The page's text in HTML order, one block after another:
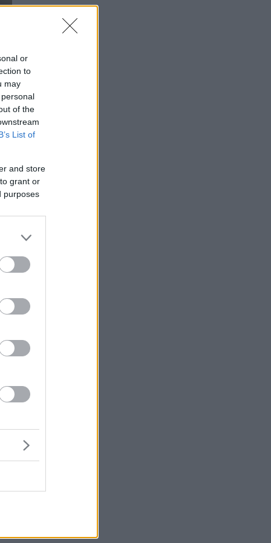
or
to
may
of the
List of
and store
grant or
purposes